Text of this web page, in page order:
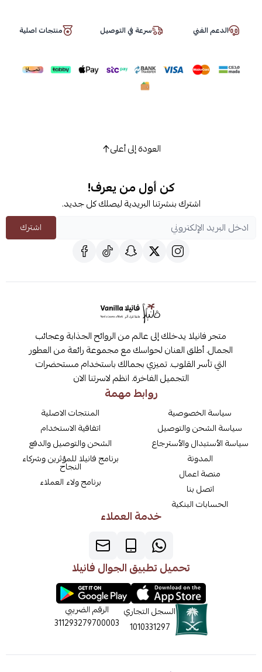
الدعم الفني سرعة في التوصيل منتجات اصلية
العودة إلى أعلى
كن أول من يعرف!
اشترك بنشرتنا البريدية ليصلك كل جديد.
اشترك
متجر فانيلا يدخلك إلى عالم من الروائح الجذابة وعجائب
الجمال. أطلق العنان لحواسك مع مجموعة رائعة من العطور
التي تأسر القلوب. تميزي بجمالك باستخدام مستحضرات
التجميل الفاخرة. انظم لاسرتنا الان
روابط مهمة
سياسة الخصوصية
سياسة الشحن والتوصيل
سياسة الأستبدال والأسترجاع
المدونة
منصة اعمال
اتصل بنا
الحسابات البنكية
المنتجات الاصلية
اتفاقية الاستخدام
الشحن والتوصيل والدفع
برنامج فانيلا للمؤثرين وشركاء
النجاح
برنامج ولاء العملاء
خدمة العملاء
تحميل تطبيق الجوال فانيلا
السجل التجاري
1010331297
الرقم الضريبي
311293279700003